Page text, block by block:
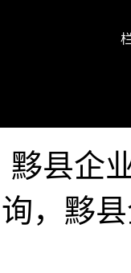
黟县企
询，黟